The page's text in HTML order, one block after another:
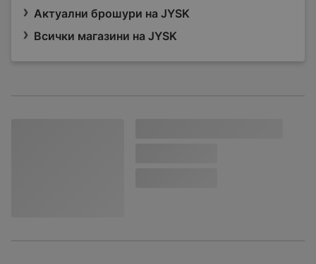
Актуални брошури на JYSK
Всички магазини на JYSK